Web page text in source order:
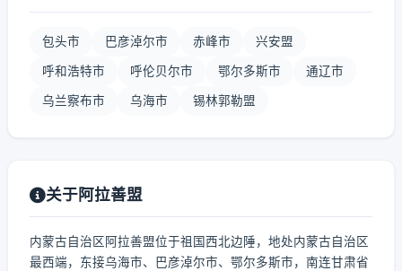
包头市 巴彦淖尔市 赤峰市 兴安盟
呼和浩特市 呼伦贝尔市 鄂尔多斯市 通辽市
乌兰察布市 乌海市 锡林郭勒盟
关于阿拉善盟
内蒙古自治区阿拉善盟位于祖国西北边陲，地处内蒙古自治区
最西端，东接乌海市、巴彦淖尔市、鄂尔多斯市，南连甘肃省